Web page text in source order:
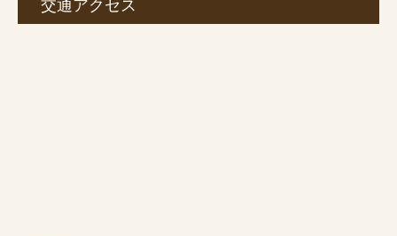
交通アクセス